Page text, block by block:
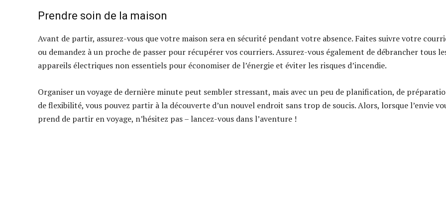
Prendre soin de la maison
Avant de partir, assurez-vous que votre maison sera en sécurité pendant votre absence. Faites suivre votre
ou demandez à un proche de passer pour récupérer vos courriers. Assurez-vous également de débrancher tous
appareils électriques non essentiels pour économiser de l’énergie et éviter les risques d’incendie.
Organiser un voyage de dernière minute peut sembler stressant, mais avec un peu de planification, de
de flexibilité, vous pouvez partir à la découverte d’un nouvel endroit sans trop de soucis. Alors, lorsque l’envie
prend de partir en voyage, n’hésitez pas – lancez-vous dans l’aventure !